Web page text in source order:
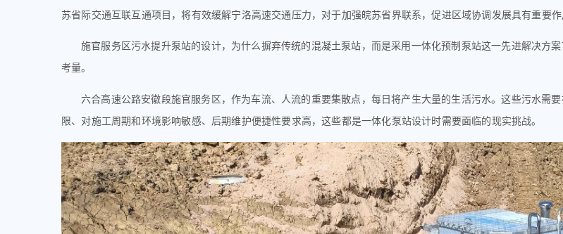
苏省际交通互联互通项目，将有效缓解宁洛高速交通压力，对于加强皖苏省界联系，促进区域协调发展具有重要作
施官服务区污水提升泵站的设计，为什么摒弃传统的混凝土泵站， 而是采用一体化预制泵站这一先进解决方案
考量。
六合高速公路安徽段施官服务区，作为车流、人流的重要集散点，每日将产生大量的生活污水。这些污水需
限、对施工周期和环境影响敏感、后期维护便捷性要求高，这些都是一体化泵站设计时需要面临的现实挑战。